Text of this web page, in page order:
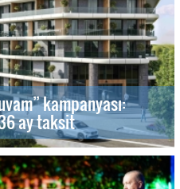
kampanyası:
ay taksit